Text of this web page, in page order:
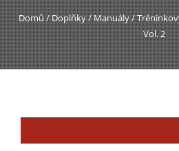
Domů/Doplňky/Manuály/
Vol. 2